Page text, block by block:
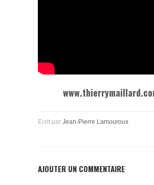
Ecrit par Jean-Pierre Lamouroux
AJOUTER UN COMMENTAIRE